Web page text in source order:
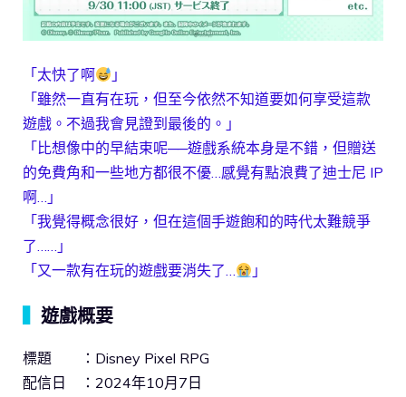
「太快了啊
」
「雖然一直有在玩，但至今依然不知道要如何享受這款
遊戲。不過我會見證到最後的。」
「比想像中的早結束呢──遊戲系統本身是不錯，但贈送
的免費角和一些地方都很不優…感覺有點浪費了迪士尼 IP
啊…」
「我覺得概念很好，但在這個手遊飽和的時代太難競爭
了……」
「又一款有在玩的遊戲要消失了…
」
遊戲概要
標題 ：Disney Pixel RPG
配信日 ：2024年10月7日